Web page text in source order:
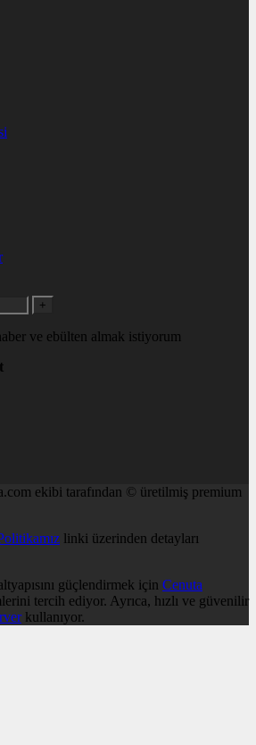
+
ve ebülten almak istiyorum
ekibi tarafından © üretilmiş premium
linki üzerinden detayları
güçlendirmek için Cenuta
tercih ediyor. Ayrıca, hızlı ve güvenilir
kullanıyor.